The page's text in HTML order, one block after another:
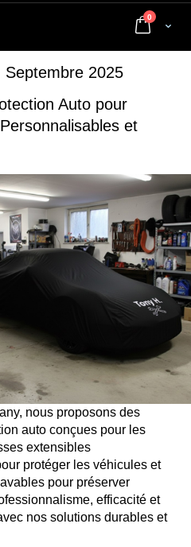
Cart
0 articles
Septembre 2025
Auto pour
et
nous proposons des
auto conçues pour les
extensibles
protéger les véhicules et
pour préserver
efficacité et
nos solutions durables et